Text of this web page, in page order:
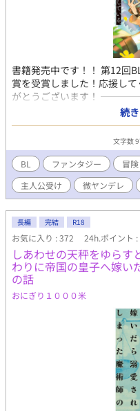
書籍発売中です！！ 第12回
賞を受賞しました！応援し
がとうございます！
た！番外編更新予定です。
うようになった現在。誰も
言っても過言ではないリア
Storia（アルカストーリア）
読書中毒の遠野嗣治はこの
に作り込まれているなら独
まくれるのでは…？」と。モ
町から町へ渡り歩くような
資料室に入り浸り、町から
するNPC達。爆笑しながら見
きなだけ読書をして、たまに
（※クエスト）をしていたら
われていた遠野のゲームプ
は結構早いですが、くっつ
スゲームとかログアウト不可
続
文字数
BL ファンタジー 冒険
主人公受け
微ヤンデレ
長編 完結 R18
お気に入り : 372 24h.ポイント :
しあわせの天秤をゆらす
わりに帝国の皇子へ嫁い
の話
おにぎり１０００米